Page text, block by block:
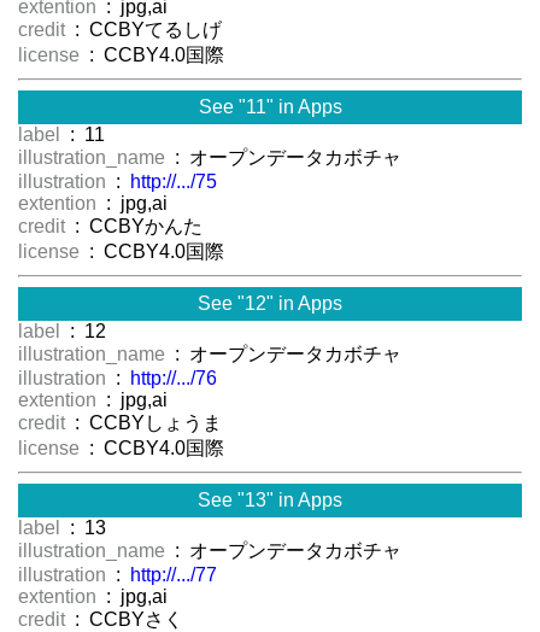
extention : jpg,ai
credit : CCBYてるしげ
license : CCBY4.0国際
See "11" in Apps
label
: 11
illustration_name : オープンデータカボチャ
illustration :
http://.../75
extention : jpg,ai
credit : CCBYかんた
license : CCBY4.0国際
See "12" in Apps
label
: 12
illustration_name : オープンデータカボチャ
illustration :
http://.../76
extention : jpg,ai
credit : CCBYしょうま
license : CCBY4.0国際
See "13" in Apps
label
: 13
illustration_name : オープンデータカボチャ
illustration :
http://.../77
extention : jpg,ai
credit : CCBYさく